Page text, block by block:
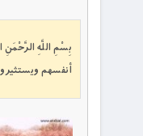
بِسْمِ اللَّهِ الرَّحْمَنِ
أنفسهم